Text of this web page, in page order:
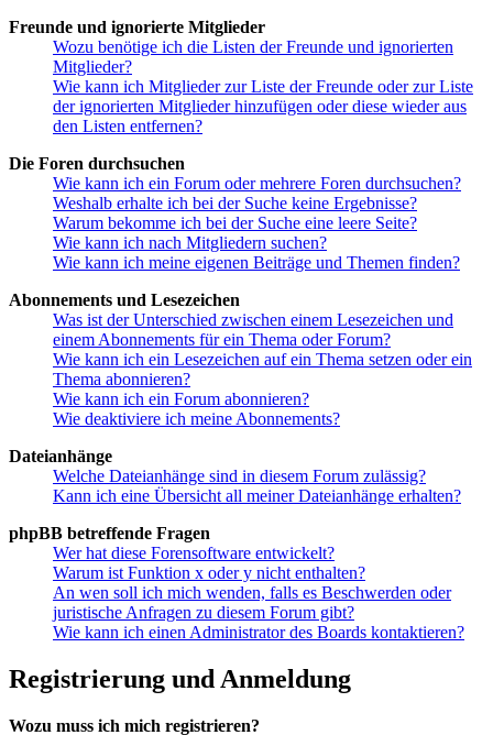
Freunde und ignorierte Mitglieder
Wozu benötige ich die Listen der Freunde und ignorierten
Mitglieder?
Wie kann ich Mitglieder zur Liste der Freunde oder zur Liste
der ignorierten Mitglieder hinzufügen oder diese wieder aus
den Listen entfernen?
Die Foren durchsuchen
Wie kann ich ein Forum oder mehrere Foren durchsuchen?
Weshalb erhalte ich bei der Suche keine Ergebnisse?
Warum bekomme ich bei der Suche eine leere Seite?
Wie kann ich nach Mitgliedern suchen?
Wie kann ich meine eigenen Beiträge und Themen finden?
Abonnements und Lesezeichen
Was ist der Unterschied zwischen einem Lesezeichen und
einem Abonnements für ein Thema oder Forum?
Wie kann ich ein Lesezeichen auf ein Thema setzen oder ein
Thema abonnieren?
Wie kann ich ein Forum abonnieren?
Wie deaktiviere ich meine Abonnements?
Dateianhänge
Welche Dateianhänge sind in diesem Forum zulässig?
Kann ich eine Übersicht all meiner Dateianhänge erhalten?
phpBB betreffende Fragen
Wer hat diese Forensoftware entwickelt?
Warum ist Funktion x oder y nicht enthalten?
An wen soll ich mich wenden, falls es Beschwerden oder
juristische Anfragen zu diesem Forum gibt?
Wie kann ich einen Administrator des Boards kontaktieren?
Registrierung und Anmeldung
Wozu muss ich mich registrieren?